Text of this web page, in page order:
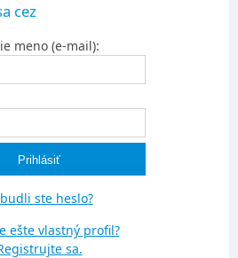
cez
meno (e-mail):
ste heslo?
ešte vlastný profil?
sa.